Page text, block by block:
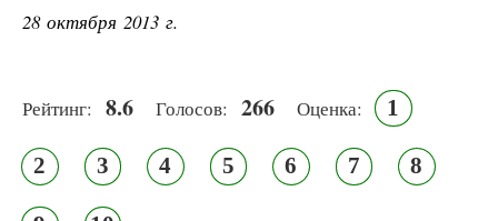
28 октября 2013 г.
Рейтинг: 8.6 Голосов: 266 Оценка: 1
2 3 4 5 6 7 8